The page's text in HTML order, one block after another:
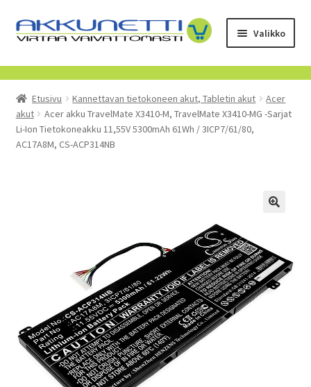
Siirry
navigointiin
Siirry
sisältöön
Valikko
Kauppa
Tietoa meistä
Yrityksille
Etusivu Kannettavan tietokoneen akut, Tabletin akut
Acer
akut
Acer akku TravelMate X3410-M, TravelMate X3410-MG -Sarjat
Li-Ion Tietokoneakku 11,55V 5300mAh 61Wh / 3ICP7/61/80,
AC17A8M, CS-ACP314NB